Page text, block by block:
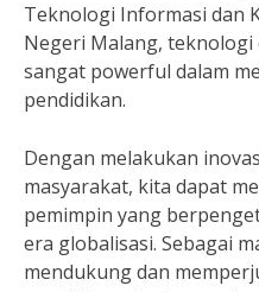
Teknologi Informasi dan
Negeri Malang, teknologi
sangat powerful dalam
pendidikan.
Dengan melakukan
masyarakat, kita dapat
pemimpin yang
era globalisasi. Sebagai
mendukung dan